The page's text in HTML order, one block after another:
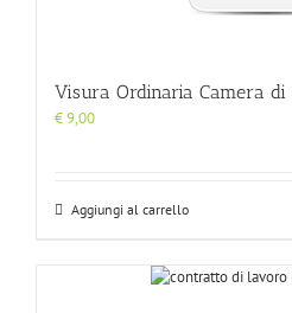
Visura Ordinaria Camera di
€9,00
Aggiungi al carrello